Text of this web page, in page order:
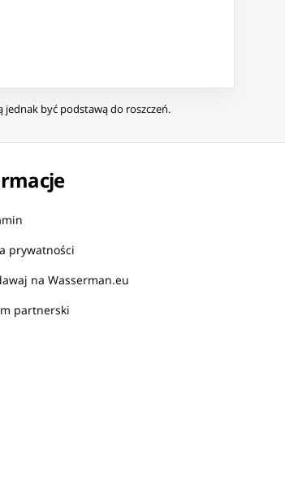
jednak być podstawą do roszczeń.
prywatności
na Wasserman.eu
partnerski